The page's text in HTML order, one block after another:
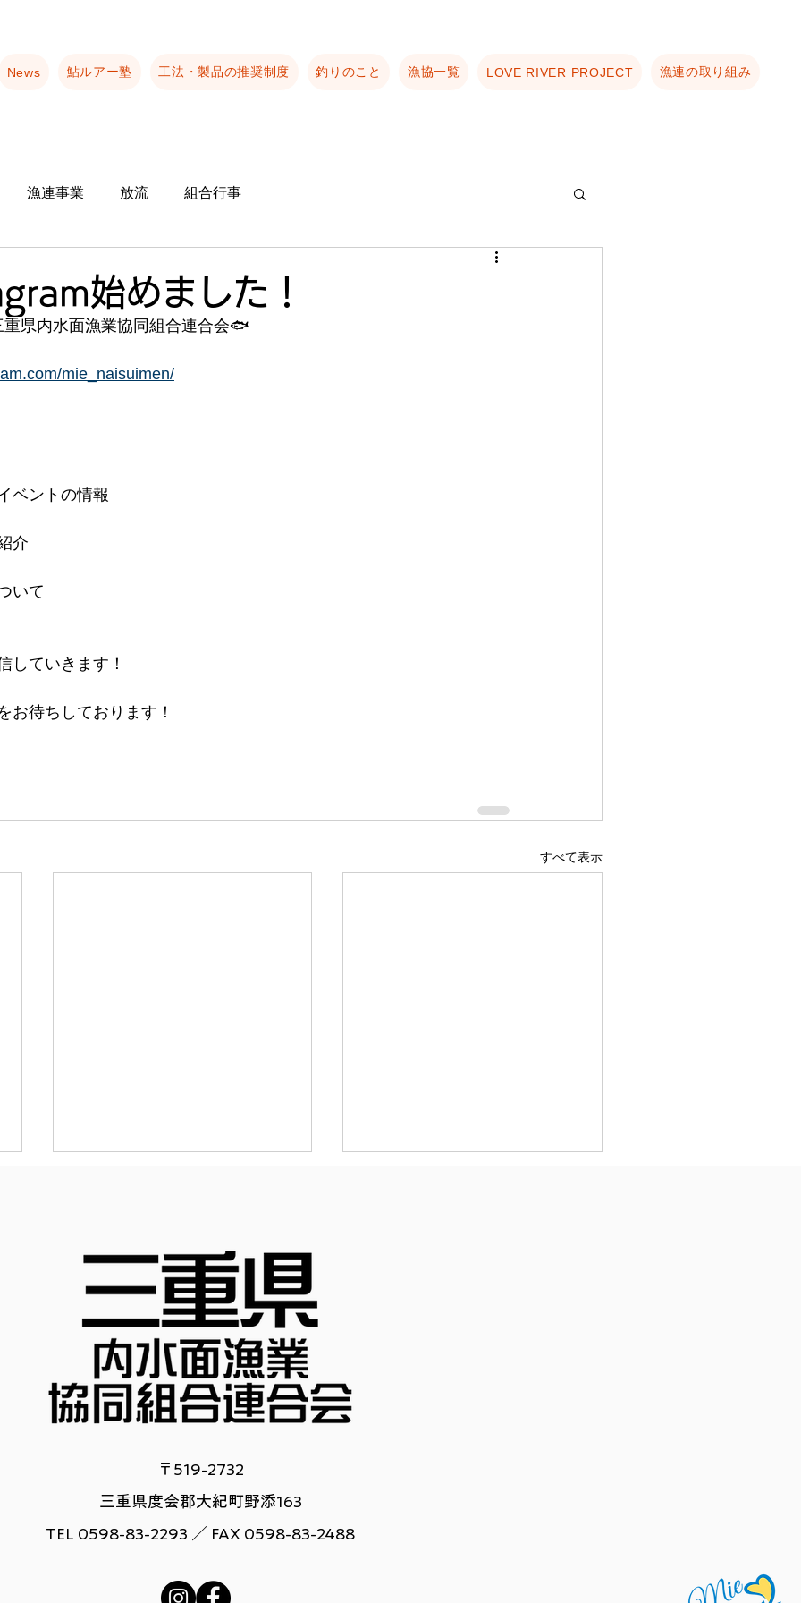
News 鮎ルアー塾 工法・製品の推奨制度 釣りのこと 漁協一覧 LOVE RIVER PROJECT 漁連の取り組み
漁連事業 放流 組合行事
始めました！
県内水面漁業協同組合連合会🐟
mie_naisuimen/
ベントの情報
介
いて
していきます！
お待ちしております！
すべて表示
［結果報告］三重県鮎友釣り
選手権
〒519-2732
三重県度会郡大紀町野添163
TEL 0598-83-2293 ／ FAX 0598-83-2488